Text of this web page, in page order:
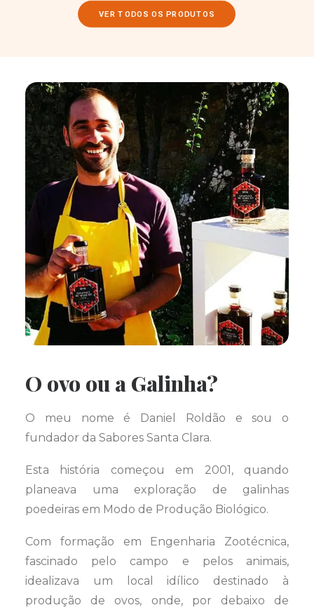
VER TODOS OS PRODUTOS
O ovo ou a Galinha?
O meu nome é Daniel Roldão e sou o
fundador da Sabores Santa Clara.
Esta história começou em 2001, quando
planeava uma exploração de galinhas
poedeiras em Modo de Produção Biológico.
Com formação em Engenharia Zootécnica,
fascinado pelo campo e pelos animais,
idealizava um local idílico destinado à
produção de ovos, onde, por debaixo de